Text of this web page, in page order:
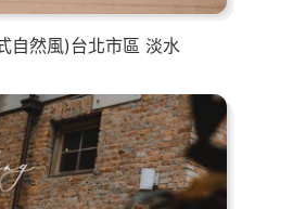
自然風)台北市區 淡水